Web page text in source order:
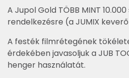
A Jupol Gold TÖBB MINT
rendelkezésre (a JUMIX
A festék filmrétegének
érdekében javasoljuk a JUB
henger használatát.